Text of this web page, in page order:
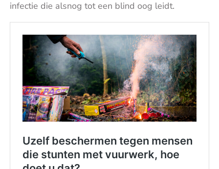
infectie die alsnog tot een blind oog leidt.